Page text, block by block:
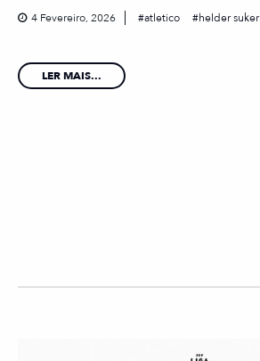
4 Fevereiro, 2026 atletico helder suker
LER MAIS...